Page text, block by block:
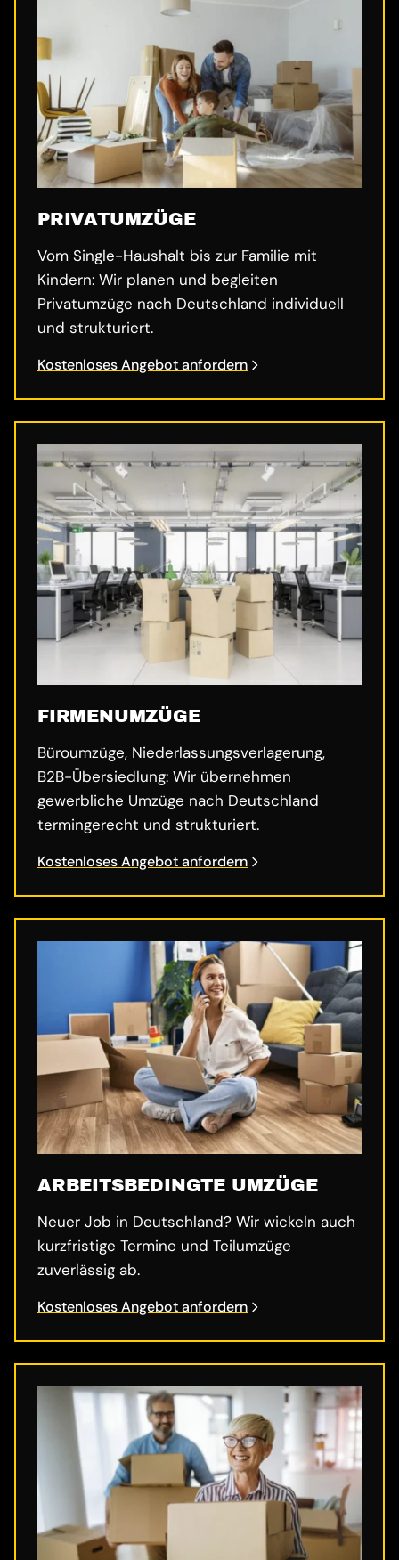
PRIVATUMZÜGE
Vom Single-Haushalt bis zur Familie mit
Kindern: Wir planen und begleiten
Privatumzüge nach Deutschland individuell
und strukturiert.
Kostenloses Angebot anfordern
FIRMENUMZÜGE
Büroumzüge, Niederlassungsverlagerung,
B2B-Übersiedlung: Wir übernehmen
gewerbliche Umzüge nach Deutschland
termingerecht und strukturiert.
Kostenloses Angebot anfordern
ARBEITSBEDINGTE UMZÜGE
Neuer Job in Deutschland? Wir wickeln auch
kurzfristige Termine und Teilumzüge
zuverlässig ab.
Kostenloses Angebot anfordern